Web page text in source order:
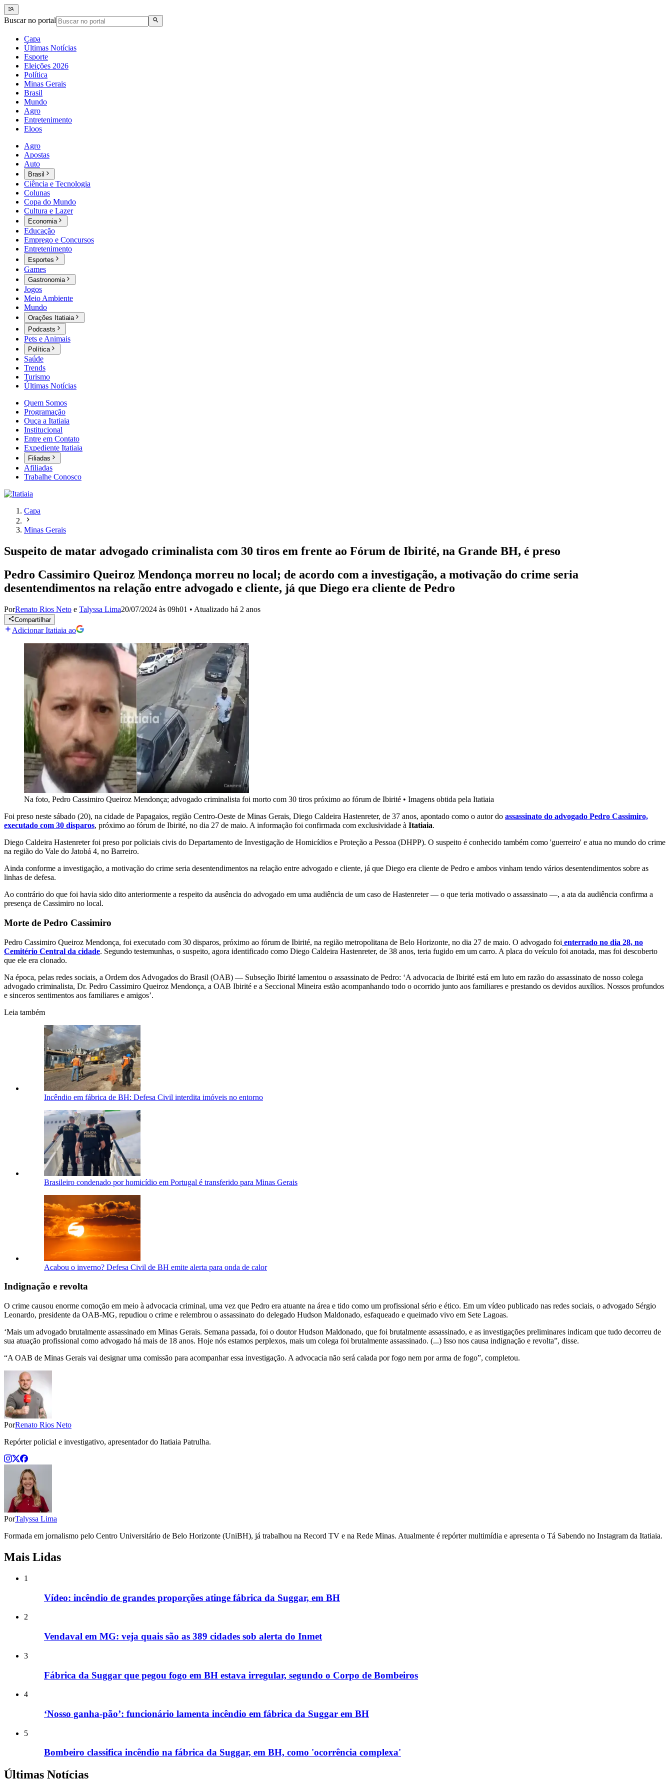
Buscar no portal
Capa
Últimas Notícias
Esporte
Eleições 2026
Política
Minas Gerais
Brasil
Mundo
Agro
Entretenimento
Eloos
Agro
Apostas
Auto
Brasil
Ciência e Tecnologia
Colunas
Copa do Mundo
Cultura e Lazer
Economia
Educação
Emprego e Concursos
Entretenimento
Esportes
Games
Gastronomia
Jogos
Meio Ambiente
Mundo
Orações Itatiaia
Podcasts
Pets e Animais
Política
Saúde
Trends
Turismo
Últimas Notícias
Quem Somos
Programação
Ouça a Itatiaia
Institucional
Entre em Contato
Expediente Itatiaia
Filiadas
Afiliadas
Trabalhe Conosco
Capa
Minas Gerais
Suspeito de matar advogado criminalista com 30 tiros em frente ao Fórum de Ibirité, na Grande BH, é preso
Pedro Cassimiro Queiroz Mendonça morreu no local; de acordo com a investigação, a motivação do crime seria
desentendimentos na relação entre advogado e cliente, já que Diego era cliente de Pedro
PorRenato Rios Neto e Talyssa Lima20/07/2024 às 09h01 • Atualizado há 2 anos
Compartilhar
Adicionar Itatiaia ao
Na foto, Pedro Cassimiro Queiroz Mendonça; advogado criminalista foi morto com 30 tiros próximo ao fórum de Ibirité • Imagens obtida pela Itatiaia
Foi preso neste sábado (20), na cidade de Papagaios, região Centro-Oeste de Minas Gerais, Diego Caldeira Hastenreter, de 37 anos, apontado como o autor do assassinato do advogado Pedro Cassimiro,
executado com 30 disparos, próximo ao fórum de Ibirité, no dia 27 de maio. A informação foi confirmada com exclusividade à Itatiaia.
Diego Caldeira Hastenreter foi preso por policiais civis do Departamento de Investigação de Homicídios e Proteção a Pessoa (DHPP). O suspeito é conhecido também como 'guerreiro' e atua no mundo do crime
na região do Vale do Jatobá 4, no Barreiro.
Ainda conforme a investigação, a motivação do crime seria desentendimentos na relação entre advogado e cliente, já que Diego era cliente de Pedro e ambos vinham tendo vários desentendimentos sobre as
linhas de defesa.
Ao contrário do que foi havia sido dito anteriormente a respeito da ausência do advogado em uma audiência de um caso de Hastenreter — o que teria motivado o assassinato —, a ata da audiência confirma a
presença de Cassimiro no local.
Morte de Pedro Cassimiro
Pedro Cassimiro Queiroz Mendonça, foi executado com 30 disparos, próximo ao fórum de Ibirité, na região metropolitana de Belo Horizonte, no dia 27 de maio. O advogado foi enterrado no dia 28, no
Cemitério Central da cidade. Segundo testemunhas, o suspeito, agora identificado como Diego Caldeira Hastenreter, de 38 anos, teria fugido em um carro. A placa do veículo foi anotada, mas foi descoberto
que ele era clonado.
Na época, pelas redes sociais, a Ordem dos Advogados do Brasil (OAB) — Subseção Ibirité lamentou o assassinato de Pedro: ‘A advocacia de Ibirité está em luto em razão do assassinato de nosso colega
advogado criminalista, Dr. Pedro Cassimiro Queiroz Mendonça, a OAB Ibirité e a Seccional Mineira estão acompanhando todo o ocorrido junto aos familiares e prestando os devidos auxílios. Nossos profundos
e sinceros sentimentos aos familiares e amigos’.
Leia também
Incêndio em fábrica de BH: Defesa Civil interdita imóveis no entorno
Brasileiro condenado por homicídio em Portugal é transferido para Minas Gerais
Acabou o inverno? Defesa Civil de BH emite alerta para onda de calor
Indignação e revolta
O crime causou enorme comoção em meio à advocacia criminal, uma vez que Pedro era atuante na área e tido como um profissional sério e ético. Em um vídeo publicado nas redes sociais, o advogado Sérgio
Leonardo, presidente da OAB-MG, repudiou o crime e relembrou o assassinato do delegado Hudson Maldonado, esfaqueado e queimado vivo em Sete Lagoas.
‘Mais um advogado brutalmente assassinado em Minas Gerais. Semana passada, foi o doutor Hudson Maldonado, que foi brutalmente assassinado, e as investigações preliminares indicam que tudo decorreu de
sua atuação profissional como advogado há mais de 18 anos. Hoje nós estamos perplexos, mais um colega foi brutalmente assassinado. (...) Isso nos causa indignação e revolta”, disse.
“A OAB de Minas Gerais vai designar uma comissão para acompanhar essa investigação. A advocacia não será calada por fogo nem por arma de fogo”, completou.
PorRenato Rios Neto
Repórter policial e investigativo, apresentador do Itatiaia Patrulha.
PorTalyssa Lima
Formada em jornalismo pelo Centro Universitário de Belo Horizonte (UniBH), já trabalhou na Record TV e na Rede Minas. Atualmente é repórter multimídia e apresenta o Tá Sabendo no Instagram da Itatiaia.
Mais Lidas
1
Vídeo: incêndio de grandes proporções atinge fábrica da Suggar, em BH
2
Vendaval em MG: veja quais são as 389 cidades sob alerta do Inmet
3
Fábrica da Suggar que pegou fogo em BH estava irregular, segundo o Corpo de Bombeiros
4
‘Nosso ganha-pão’: funcionário lamenta incêndio em fábrica da Suggar em BH
5
Bombeiro classifica incêndio na fábrica da Suggar, em BH, como 'ocorrência complexa'
Últimas Notícias